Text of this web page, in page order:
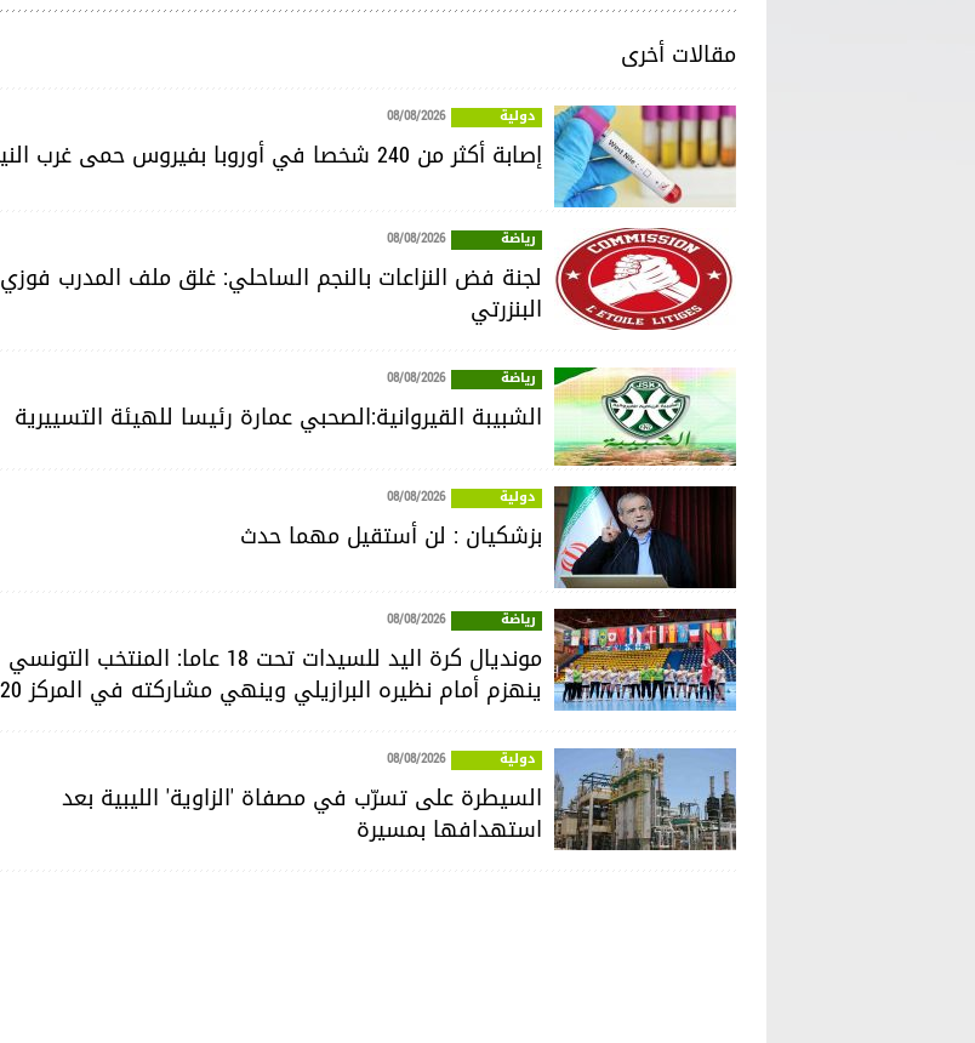
مقالات أخرى
دولية 08/08/2026
إصابة أكثر من 240 شخصا في أوروبا بفيروس حمى غرب النيل
رياضة 08/08/2026
لجنة فض النزاعات بالنجم الساحلي: غلق ملف المدرب فوزي
البنزرتي
رياضة 08/08/2026
الشبيبة القيروانية:الصحبي عمارة رئيسا للهيئة التسييرية
دولية 08/08/2026
بزشكيان : لن أستقيل مهما حدث
رياضة 08/08/2026
مونديال كرة اليد للسيدات تحت 18 عاما: المنتخب التونسي
ينهزم أمام نظيره البرازيلي وينهي مشاركته في المركز 20
دولية 08/08/2026
السيطرة على تسرّب في مصفاة 'الزاوية' الليبية بعد
استهدافها بمسيرة